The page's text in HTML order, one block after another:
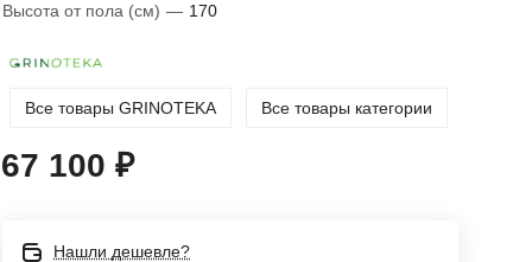
Высота от пола (см) — 170
Все товары GRINOTEKA Все товары категории
67 100 ₽
Нашли дешевле?